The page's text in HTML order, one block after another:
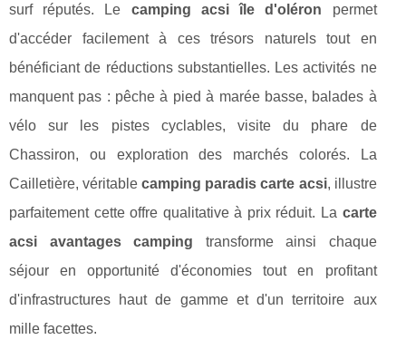
surf réputés. Le camping acsi île d'oléron permet
d'accéder facilement à ces trésors naturels tout en
bénéficiant de réductions substantielles. Les activités ne
manquent pas : pêche à pied à marée basse, balades à
vélo sur les pistes cyclables, visite du phare de
Chassiron, ou exploration des marchés colorés. La
Cailletière, véritablecamping paradis carte acsi, illustre
parfaitement cette offre qualitative à prix réduit. La carte
acsi avantages camping transforme ainsi chaque
séjour en opportunité d'économies tout en profitant
d'infrastructures haut de gamme et d'un territoire aux
mille facettes.